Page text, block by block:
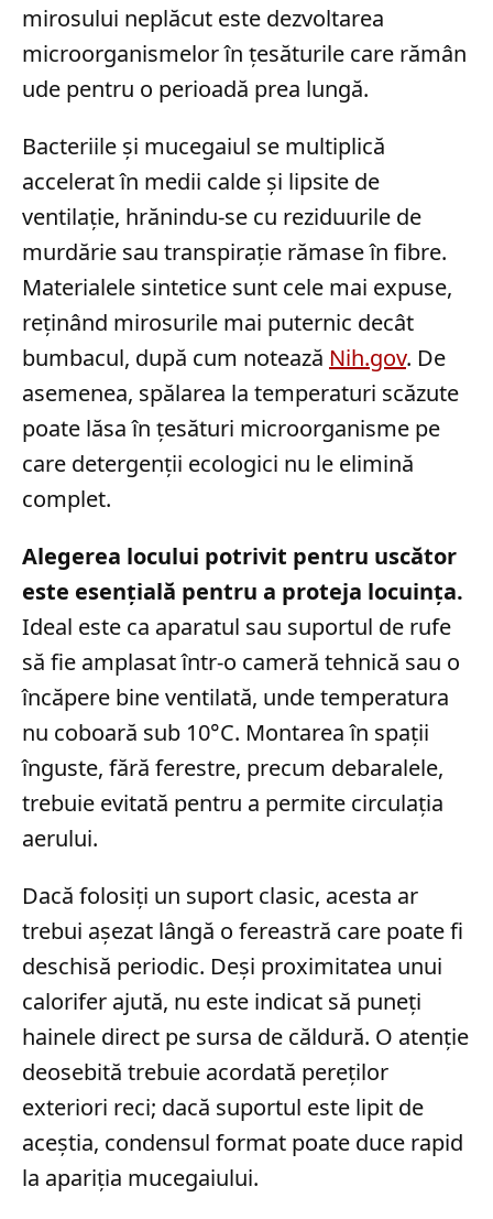
mirosului neplăcut este dezvoltarea
microorganismelor în țesăturile care rămân
ude pentru o perioadă prea lungă.
Bacteriile și mucegaiul se multiplică
accelerat în medii calde și lipsite de
ventilație, hrănindu-se cu reziduurile de
murdărie sau transpirație rămase în fibre.
Materialele sintetice sunt cele mai expuse,
reținând mirosurile mai puternic decât
bumbacul, după cum notează Nih.gov. De
asemenea, spălarea la temperaturi scăzute
poate lăsa în țesături microorganisme pe
care detergenții ecologici nu le elimină
complet.
Alegerea locului potrivit pentru uscător
este esențială pentru a proteja locuința.
Ideal este ca aparatul sau suportul de rufe
să fie amplasat într-o cameră tehnică sau o
încăpere bine ventilată, unde temperatura
nu coboară sub 10°C. Montarea în spații
înguste, fără ferestre, precum debaralele,
trebuie evitată pentru a permite circulația
aerului.
Dacă folosiți un suport clasic, acesta ar
trebui așezat lângă o fereastră care poate fi
deschisă periodic. Deși proximitatea unui
calorifer ajută, nu este indicat să puneți
hainele direct pe sursa de căldură. O atenție
deosebită trebuie acordată pereților
exteriori reci; dacă suportul este lipit de
aceștia, condensul format poate duce rapid
la apariția mucegaiului.